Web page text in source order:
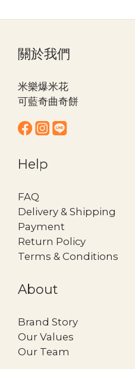
關於我們
米樂爆米花
可藍奇曲奇餅
Help
FAQ
Delivery & Shipping
Payment
Return Policy
Terms & Conditions
About
Brand Story
Our Values
Our Team